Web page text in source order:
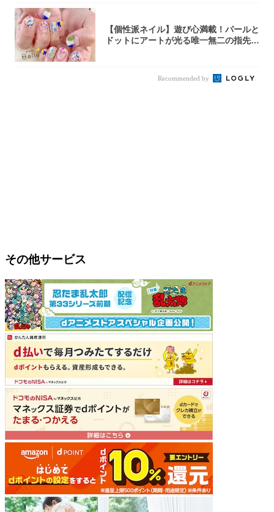
【個性派ネイル】遊び心満載！パールと
ドットにアートが光る唯一無二の指先が
Recommended by
その他サービス